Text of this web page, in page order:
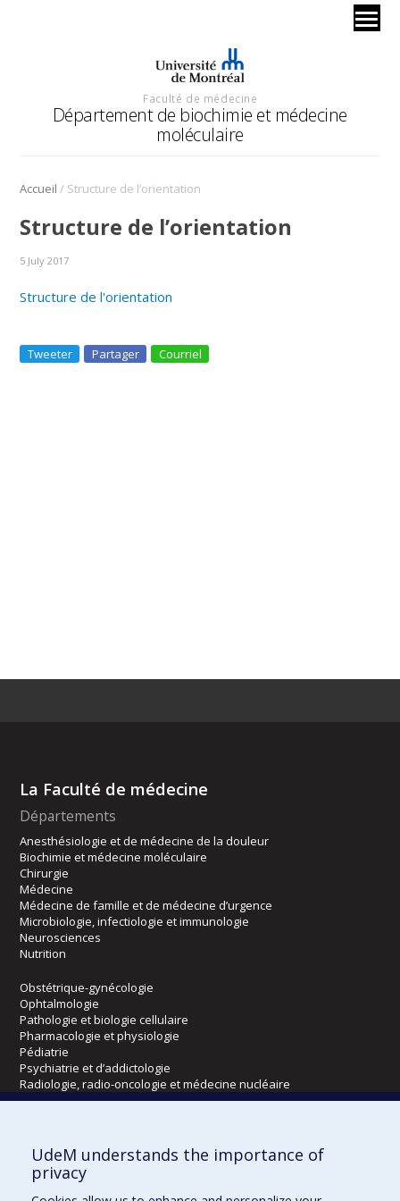
Faculté de médecine
Département de biochimie et médecine
moléculaire
Accueil / Structure de l’orientation
Structure de l’orientation
5 July 2017
Structure de l'orientation
Tweeter Partager Courriel
La Faculté de médecine
Départements
Anesthésiologie et de médecine de la douleur
Biochimie et médecine moléculaire
Chirurgie
Médecine
Médecine de famille et de médecine d’urgence
Microbiologie, infectiologie et immunologie
Neurosciences
Nutrition
Obstétrique-gynécologie
Ophtalmologie
Pathologie et biologie cellulaire
Pharmacologie et physiologie
Pédiatrie
Psychiatrie et d’addictologie
Radiologie, radio-oncologie et médecine nucléaire
Écoles
Kinésiologie et des sciences de l’activité physique
Orthophonie et audiologie
UdeM understands the importance of
privacy